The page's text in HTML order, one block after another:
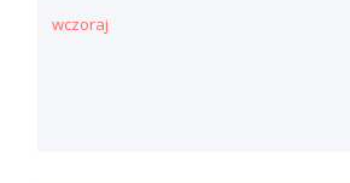
wczoraj